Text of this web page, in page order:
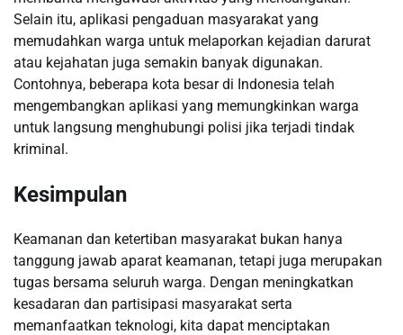
Selain itu, aplikasi pengaduan masyarakat yang
memudahkan warga untuk melaporkan kejadian darurat
atau kejahatan juga semakin banyak digunakan.
Contohnya, beberapa kota besar di Indonesia telah
mengembangkan aplikasi yang memungkinkan warga
untuk langsung menghubungi polisi jika terjadi tindak
kriminal.
Kesimpulan
Keamanan dan ketertiban masyarakat bukan hanya
tanggung jawab aparat keamanan, tetapi juga merupakan
tugas bersama seluruh warga. Dengan meningkatkan
kesadaran dan partisipasi masyarakat serta
memanfaatkan teknologi, kita dapat menciptakan